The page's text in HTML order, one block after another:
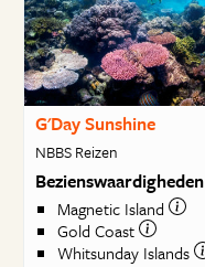
G'Day Sunshine
NBBS Reizen
Bezienswaardigheden
Magnetic Island
Gold Coast
Whitsunday Islands